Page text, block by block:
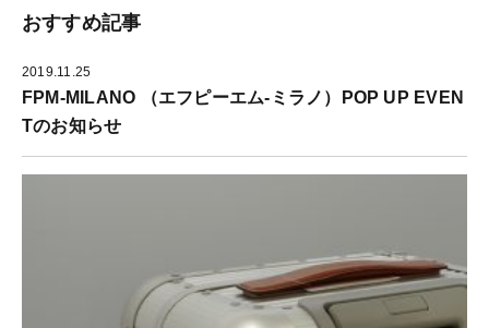
ィ
ン
で
き
す
)
)
おすすめ記事
2019.11.25
FPM-MILANO （エフピーエム-ミラノ）POP UP EVEN
Tのお知らせ